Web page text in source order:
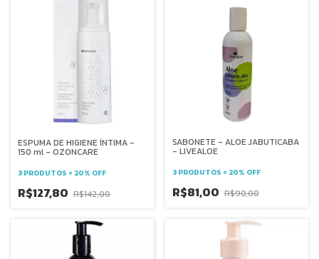
ESPUMA DE HIGIENE ÍNTIMA -
150 ml - OZONCARE
3 PRODUTOS = 20% OFF
R$127,80 R$142,00
SABONETE - ALOE JABUTICABA
- LIVEALOE
3 PRODUTOS = 20% OFF
R$81,00 R$90,00